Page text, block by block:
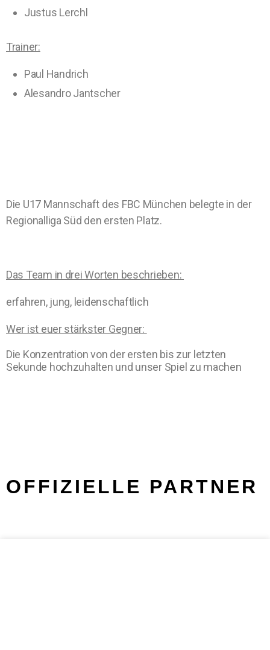
Justus Lerchl
Trainer:
Paul Handrich
Alesandro Jantscher
Die U17 Mannschaft des FBC München belegte in der
Regionalliga Süd den ersten Platz.
Das Team in drei Worten beschrieben:
erfahren, jung, leidenschaftlich
Wer ist euer stärkster Gegner:
Die Konzentration von der ersten bis zur letzten
Sekunde hochzuhalten und unser Spiel zu machen
OFFIZIELLE PARTNER